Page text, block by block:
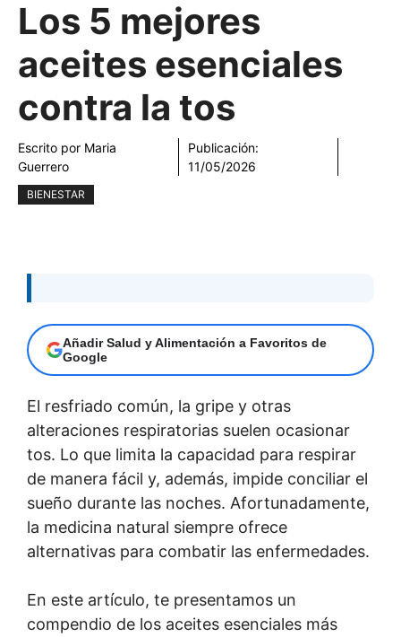
Los 5 mejores
aceites esenciales
contra la tos
Escrito por Maria
Guerrero
Publicación:
11/05/2026
BIENESTAR
Añadir Salud y Alimentación a Favoritos de
Google
El resfriado común, la gripe y otras
alteraciones respiratorias suelen ocasionar
tos. Lo que limita la capacidad para respirar
de manera fácil y, además, impide conciliar el
sueño durante las noches. Afortunadamente,
la medicina natural siempre ofrece
alternativas para combatir las enfermedades.
En este artículo, te presentamos un
compendio de los aceites esenciales más